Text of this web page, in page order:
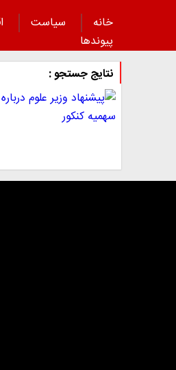
خانه سیاست
پیوند‌ها
نتایج جستجو :